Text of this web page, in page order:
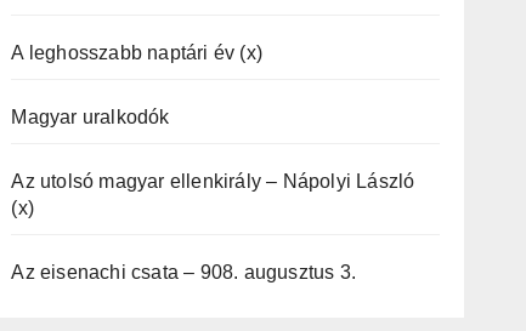
A leghosszabb naptári év (x)
Magyar uralkodók
Az utolsó magyar ellenkirály – Nápolyi László
(x)
Az eisenachi csata – 908. augusztus 3.